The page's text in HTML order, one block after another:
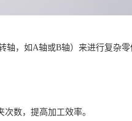
轴，如A轴或B轴）来进行复杂
数，提高加工效率。